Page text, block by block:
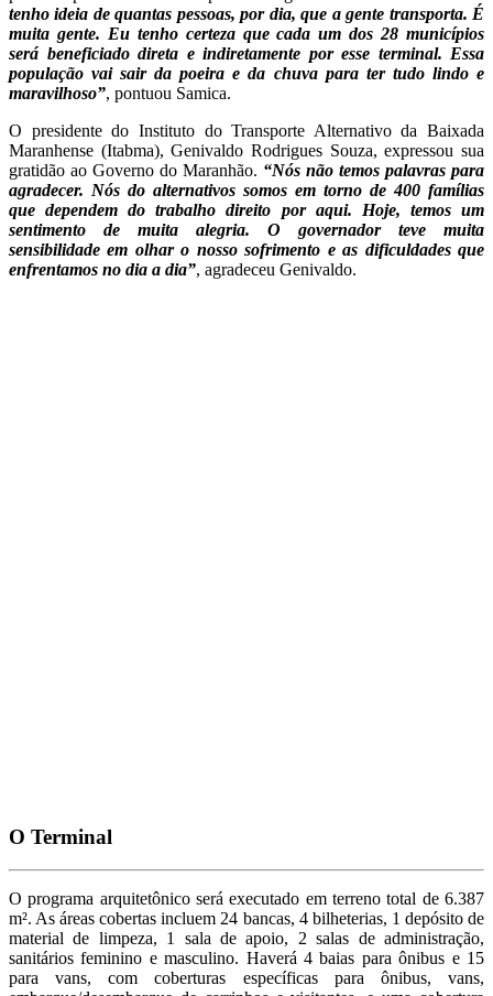
tenho ideia de quantas pessoas, por dia, que a gente transporta. É
muita gente. Eu tenho certeza que cada um dos 28 municípios
será beneficiado direta e indiretamente por esse terminal. Essa
população vai sair da poeira e da chuva para ter tudo lindo e
maravilhoso”, pontuou Samica.
O presidente do Instituto do Transporte Alternativo da Baixada
Maranhense (Itabma), Genivaldo Rodrigues Souza, expressou sua
gratidão ao Governo do Maranhão. “Nós não temos palavras para
agradecer. Nós do alternativos somos em torno de 400 famílias
que dependem do trabalho direito por aqui. Hoje, temos um
sentimento de muita alegria. O governador teve muita
sensibilidade em olhar o nosso sofrimento e as dificuldades que
enfrentamos no dia a dia”, agradeceu Genivaldo.
O Terminal
O programa arquitetônico será executado em terreno total de 6.387
m². As áreas cobertas incluem 24 bancas, 4 bilheterias, 1 depósito de
material de limpeza, 1 sala de apoio, 2 salas de administração,
sanitários feminino e masculino. Haverá 4 baias para ônibus e 15
para vans, com coberturas específicas para ônibus, vans,